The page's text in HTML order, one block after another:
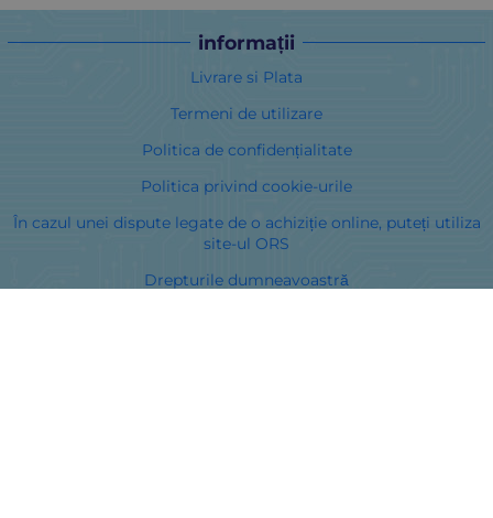
informații
Livrare si Plata
Termeni de utilizare
Politica de confidențialitate
Politica privind cookie-urile
În cazul unei dispute legate de o achiziție online, puteți utiliza
site-ul ORS
Drepturile dumneavoastră